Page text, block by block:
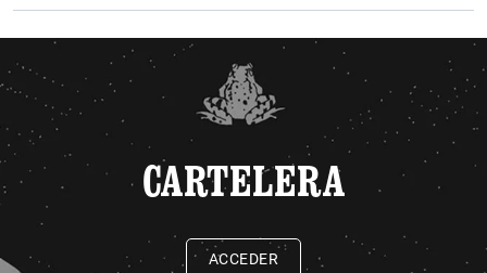
CARTELERA
ACCEDER